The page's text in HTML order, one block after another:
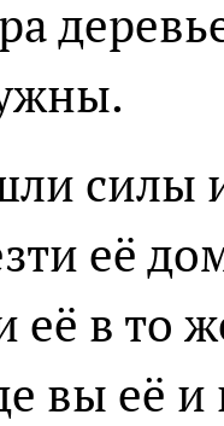
силы
её
её в то
вы её